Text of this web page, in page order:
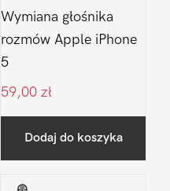
Wymiana głośnika
rozmów Apple iPhone
5
59,00 zł
Dodaj do koszyka